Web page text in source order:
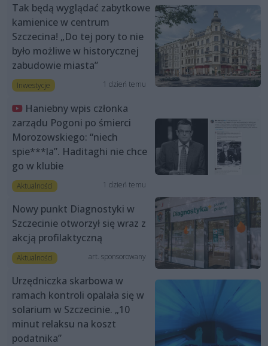
Tak będą wyglądać zabytkowe
kamienice w centrum
Szczecina! „Do tej pory to nie
było możliwe w historycznej
zabudowie miasta”
Inwestycje 1 dzień temu
Haniebny wpis członka
zarządu Pogoni po śmierci
Morozowskiego: “niech
spie***la”. Haditaghi nie chce
go w klubie
Aktualności 1 dzień temu
Nowy punkt Diagnostyki w
Szczecinie otworzył się wraz z
akcją profilaktyczną
Aktualności art. sponsorowany
Urzędniczka skarbowa w
ramach kontroli opalała się w
solarium w Szczecinie. „10
minut relaksu na koszt
podatnika”